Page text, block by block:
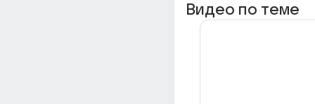
Видео по теме